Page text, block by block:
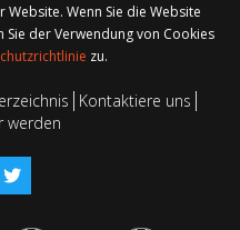
Wenn Sie die Website
der Verwendung von Cookies
zu.
Kontaktiere uns
werden